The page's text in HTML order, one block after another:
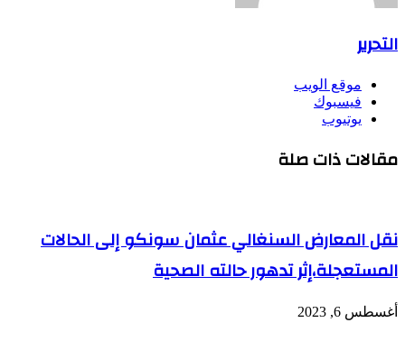
التحرير
موقع الويب
فيسبوك
يوتيوب
مقالات ذات صلة
نقل المعارض السنغالي عثمان سونكو إلى الحالات
المستعجلة،إثر تدهور حالته الصحية
أغسطس 6, 2023